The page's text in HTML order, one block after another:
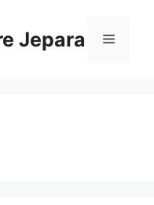
Jepara Menu